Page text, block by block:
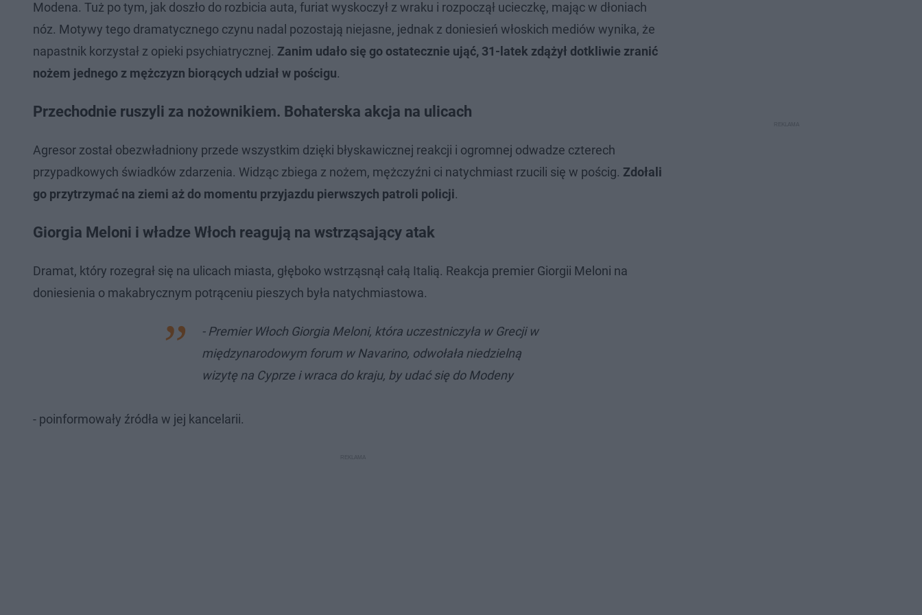
Modena. Tuż po tym, jak doszło do rozbicia auta, furiat wyskoczył z wraku i rozpoczął ucieczkę, mając w dłoniach
nóz. Motywy tego dramatycznego czynu nadal pozostają niejasne, jednak z doniesień włoskich mediów wynika, że
napastnik korzystał z opieki psychiatrycznej. Zanim udało się go ostatecznie ująć, 31-latek zdążył dotkliwie zranić
nożem jednego z mężczyzn biorących udział w pościgu.
Przechodnie ruszyli za nożownikiem. Bohaterska akcja na ulicach
Agresor został obezwładniony przede wszystkim dzięki błyskawicznej reakcji i ogromnej odwadze czterech
przypadkowych świadków zdarzenia. Widząc zbiega z nożem, mężczyźni ci natychmiast rzucili się w pościg. Zdołali
go przytrzymać na ziemi aż do momentu przyjazdu pierwszych patroli policji.
Giorgia Meloni i władze Włoch reagują na wstrząsający atak
Dramat, który rozegrał się na ulicach miasta, głęboko wstrząsnął całą Italią. Reakcja premier Giorgii Meloni na
doniesienia o makabrycznym potrąceniu pieszych była natychmiastowa.
- Premier Włoch Giorgia Meloni, która uczestniczyła w Grecji w
międzynarodowym forum w Navarino, odwołała niedzielną
wizytę na Cyprze i wraca do kraju, by udać się do Modeny
- poinformowały źródła w jej kancelarii.